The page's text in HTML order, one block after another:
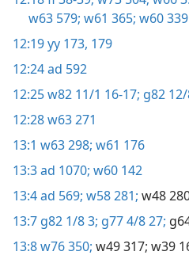
w63 579; w61 365; w60 339
12:19yy 173, 179
12:24ad 592
12:25w82 11/1 16-17; g82
12:28w63 271
13:1 w63 298; w61 176
13:3ad 1070; w60 142
13:4ad 569; w58 281; w48
13:7 g82 1/8 3; g77 4/8 27;
13:8w76 350; w49 317; w39